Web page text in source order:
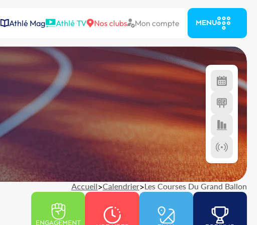
Athlé Mag Athlé TV Nos clubs Mon compte MENU
Accueil>Calendrier>Les Courses Du Grand Ballon
ENGAGEMENT